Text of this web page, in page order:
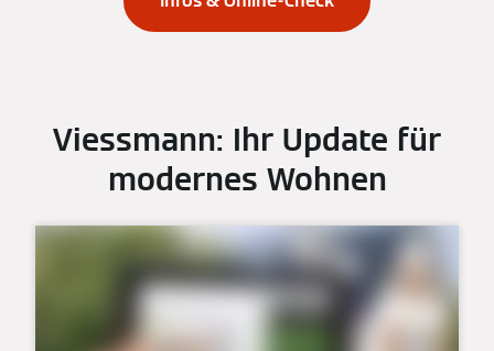
Viessmann: Ihr Update für
modernes Wohnen